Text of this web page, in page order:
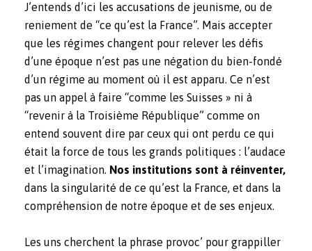
J’entends d’ici les accusations de jeunisme, ou de
reniement de “ce qu’est la France”. Mais accepter
que les régimes changent pour relever les défis
d’une époque n’est pas une négation du bien-fondé
d’un régime au moment où il est apparu. Ce n’est
pas un appel à faire “comme les Suisses » ni à
“revenir à la Troisième République” comme on
entend souvent dire par ceux qui ont perdu ce qui
était la force de tous les grands politiques : l’audace
et l’imagination. Nos institutions sont à réinventer,
dans la singularité de ce qu’est la France, et dans la
compréhension de notre époque et de ses enjeux.
Les uns cherchent la phrase provoc’ pour grappiller